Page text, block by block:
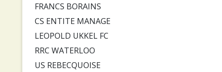
FRANCS BORAINS
CS ENTITE MANAGE
LEOPOLD UKKEL FC
RRC WATERLOO
US REBECQUOISE